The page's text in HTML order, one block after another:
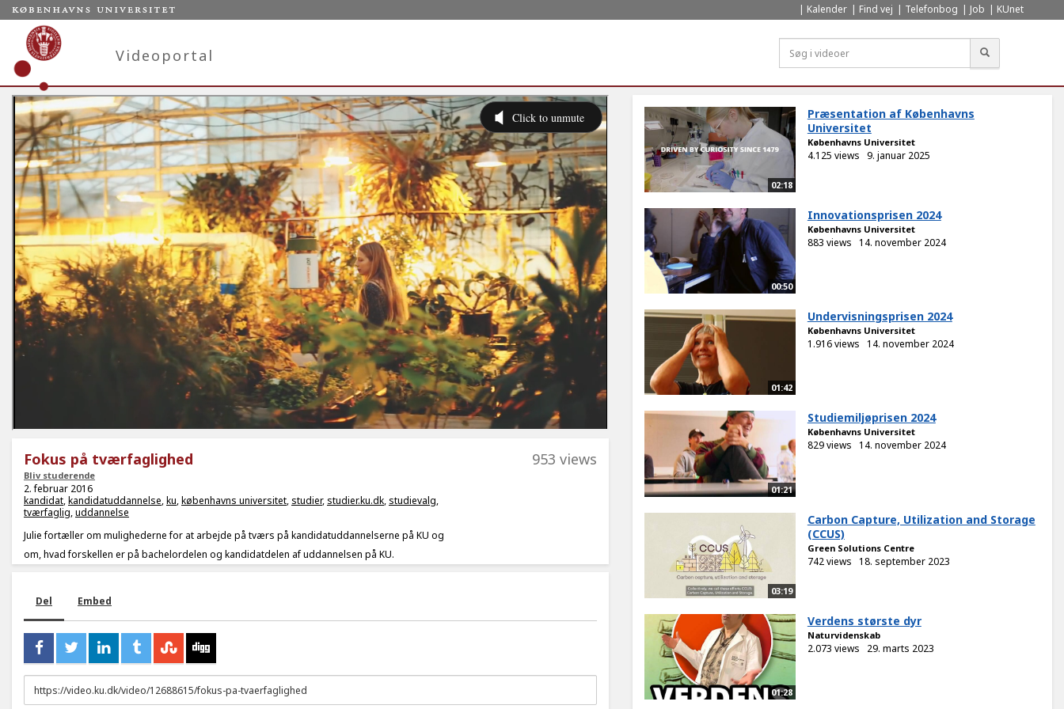
Kalender Find vej Telefonbog Job KUnet
Videoportal
Fokus på tværfaglighed
Bliv studerende
953 views
2. februar 2016
kandidat,kandidatuddannelse,ku,københavns universitet, studier, studier.ku.dk, studievalg,
tværfaglig,uddannelse
Julie fortæller om mulighederne for at arbejde på tværs på kandidatuddannelserne på KU og
om, hvad forskellen er på bachelordelen og kandidatdelen af uddannelsen på KU.
Del Embed
URL
to
02:18
Præsentation af Københavns
Universitet
Københavns Universitet
4.125 views 9. januar 2025
00:50
Innovationsprisen 2024
Københavns Universitet
883 views 14. november 2024
01:42
Undervisningsprisen 2024
Københavns Universitet
1.916 views 14. november 2024
01:21
Studiemiljøprisen 2024
Københavns Universitet
829 views 14. november 2024
03:19
Carbon Capture, Utilization and Storage
(CCUS)
Green Solutions Centre
742 views 18. september 2023
01:28
Verdens største dyr
Naturvidenskab
2.073 views 29. marts 2023